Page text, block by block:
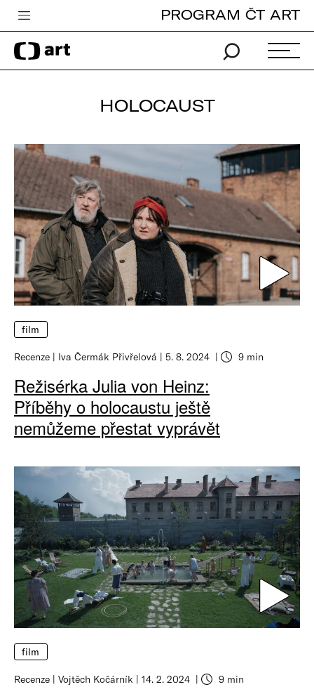
Česká televize
Zpravodajství
TV program
Pro děti
edu
Vše o ČT
PROGRAM ČT ART
HOLOCAUST
film
Recenze Iva Čermák Přivřelová 5. 8. 2024 9 min
Režisérka Julia von Heinz:
Příběhy o holocaustu ještě
nemůžeme přestat vyprávět
film
Recenze Vojtěch Kočárník 14. 2. 2024 9 min